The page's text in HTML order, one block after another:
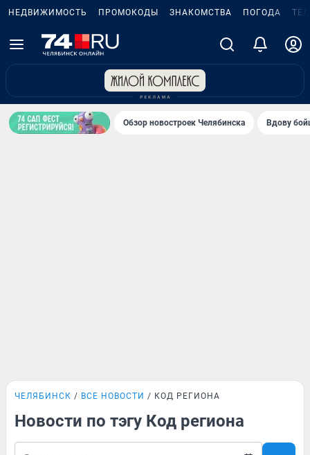
НЕДВИЖИМОСТЬ ПРОМОКОДЫ ЗНАКОМСТВА ПОГОДА
Обзор новостроек Челябинска Вдову
ЧЕЛЯБИНСК ВСЕ НОВОСТИ КОД РЕГИОНА
Новости по тэгу Код региона